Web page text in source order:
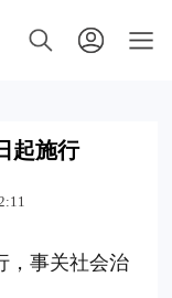
起施行
，事关社会治